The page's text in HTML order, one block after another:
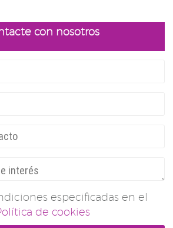
con nosotros
especificadas en el
de cookies